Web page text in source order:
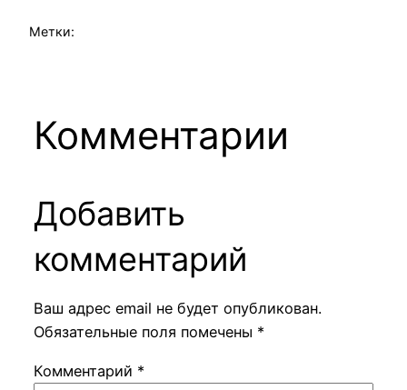
Метки:
Комментарии
Добавить
комментарий
Ваш адрес email не будет опубликован.
Обязательные поля помечены *
Комментарий *